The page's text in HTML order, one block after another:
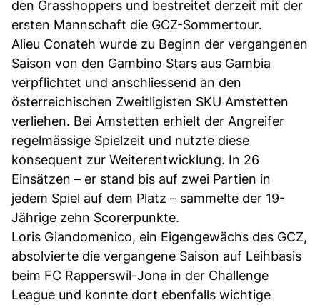
den Grasshoppers und bestreitet derzeit mit der
ersten Mannschaft die GCZ-Sommertour.
Alieu Conateh wurde zu Beginn der vergangenen
Saison von den Gambino Stars aus Gambia
verpflichtet und anschliessend an den
österreichischen Zweitligisten SKU Amstetten
verliehen. Bei Amstetten erhielt der Angreifer
regelmässige Spielzeit und nutzte diese
konsequent zur Weiterentwicklung. In 26
Einsätzen – er stand bis auf zwei Partien in
jedem Spiel auf dem Platz – sammelte der 19-
Jährige zehn Scorerpunkte.
Loris Giandomenico, ein Eigengewächs des GCZ,
absolvierte die vergangene Saison auf Leihbasis
beim FC Rapperswil-Jona in der Challenge
League und konnte dort ebenfalls wichtige